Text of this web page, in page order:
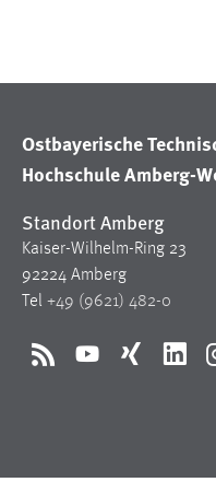
Ostbayerische
Hochschule Amberg-
Standort Amberg
Kaiser-Wilhelm-Ring 23
92224 Amberg
Tel +49 (9621) 482-0
RSS YouTubeXing
Name:
Zweck:
Cookie Laufzeit:
Chat
Name: